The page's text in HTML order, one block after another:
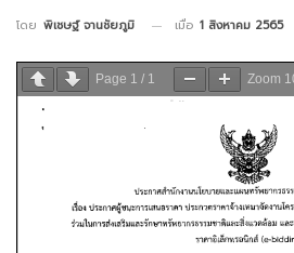
โดย พิเชษฐ์ จานชัยภูมิ เมื่อ 1 สิงหาคม 2565
Page 1 / 1 Zoom